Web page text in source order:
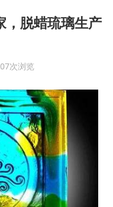
，脱蜡琉璃生产
次浏览